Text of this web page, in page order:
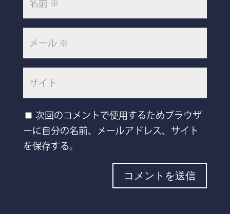
次回のコメントで使用するためブラウザ
ーに自分の名前、メールアドレス、サイト
を保存する。